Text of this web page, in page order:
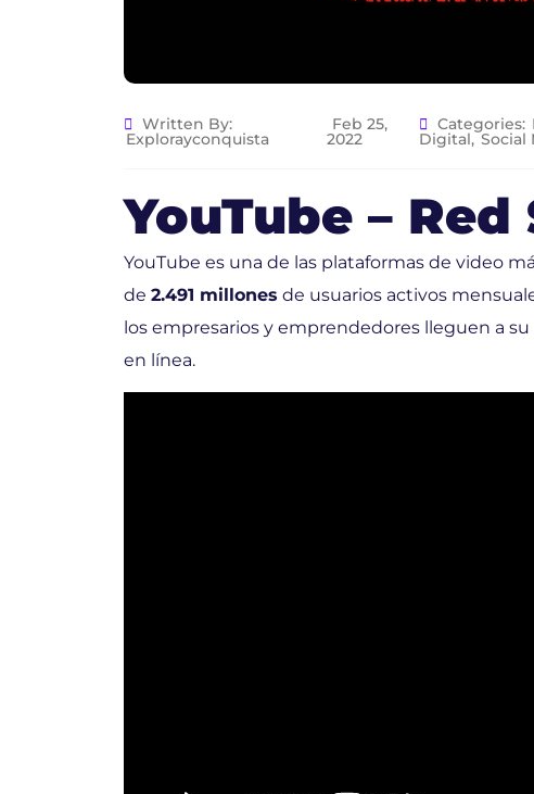
Written By:
Explorayconquista
Feb 25,
2022
Categories:
Digital,Social
YouTube – Red
YouTube es una de las plataformas de video
de 2.491 millones de usuarios activos
los empresarios y emprendedores lleguen a
en línea.